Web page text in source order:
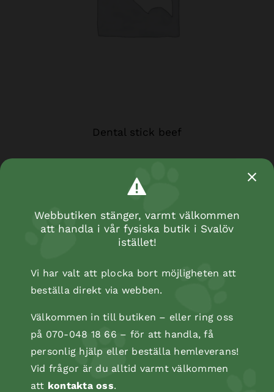
Dental stick beef
Webbutiken stänger, varmt välkommen
att handla i vår fysiska butik i Svalöv
istället!
Vi har valt att plocka bort möjligheten att
beställa direkt via webben.
Välkommen in till butiken – eller ring oss
på 070-048 18 66 – för att handla, få
personlig hjälp eller beställa hemleverans!
Vid frågor är du alltid varmt välkommen
att kontakta oss.